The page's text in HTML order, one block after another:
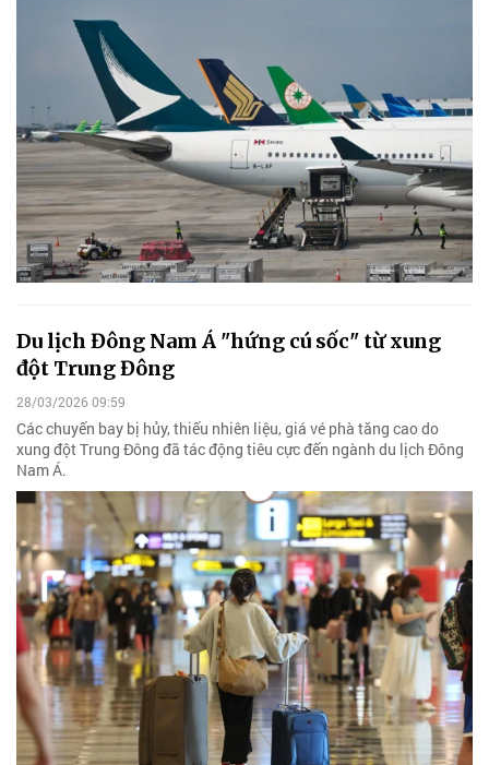
Du lịch Đông Nam Á "hứng cú sốc" từ xung
đột Trung Đông
28/03/2026 09:59
Các chuyến bay bị hủy, thiếu nhiên liệu, giá vé phà tăng cao do
xung đột Trung Đông đã tác động tiêu cực đến ngành du lịch Đông
Nam Á.